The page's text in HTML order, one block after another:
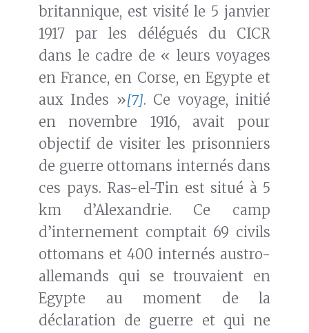
britannique, est visité le 5 janvier
1917 par les délégués du CICR
dans le cadre de « leurs voyages
en France, en Corse, en Egypte et
aux Indes »[7]. Ce voyage, initié
en novembre 1916, avait pour
objectif de visiter les prisonniers
de guerre ottomans internés dans
ces pays. Ras-el-Tin est situé à 5
km d’Alexandrie. Ce camp
d’internement comptait 69 civils
ottomans et 400 internés austro-
allemands qui se trouvaient en
Egypte au moment de la
déclaration de guerre et qui ne